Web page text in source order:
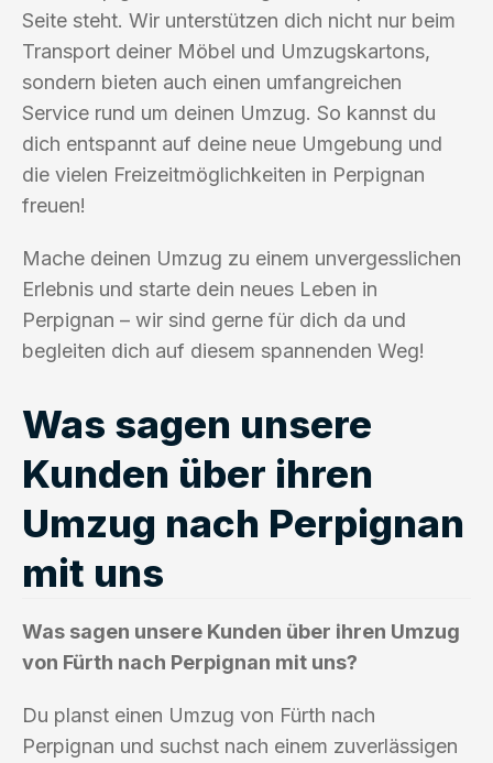
Seite steht. Wir unterstützen dich nicht nur beim
Transport deiner Möbel und Umzugskartons,
sondern bieten auch einen umfangreichen
Service rund um deinen Umzug. So kannst du
dich entspannt auf deine neue Umgebung und
die vielen Freizeitmöglichkeiten in Perpignan
freuen!
Mache deinen Umzug zu einem unvergesslichen
Erlebnis und starte dein neues Leben in
Perpignan – wir sind gerne für dich da und
begleiten dich auf diesem spannenden Weg!
Was sagen unsere
Kunden über ihren
Umzug nach Perpignan
mit uns
Was sagen unsere Kunden über ihren Umzug
von Fürth nach Perpignan mit uns?
Du planst einen Umzug von Fürth nach
Perpignan und suchst nach einem zuverlässigen